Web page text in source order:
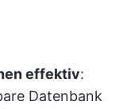
effektiv:
Datenbank